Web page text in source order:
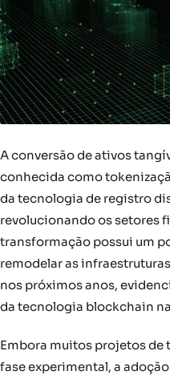
A conversão de ativos
conhecida como
da tecnologia de registro
revolucionando os setores
transformação possui um
remodelar as
nos próximos anos,
da tecnologia blockchain
Embora muitos projetos de
fase experimental, a